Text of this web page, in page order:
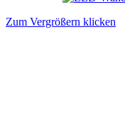
Zum Vergrößern klicken